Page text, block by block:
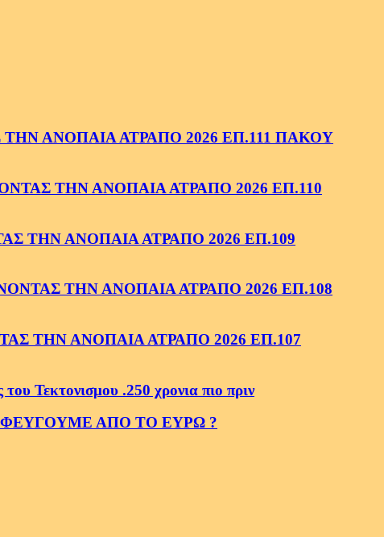
ΑΝΟΠΑΙΑ ΑΤΡΑΠΟ 2026 ΕΠ.111 ΠΑΚΟΥ
ΤΗΝ ΑΝΟΠΑΙΑ ΑΤΡΑΠΟ 2026 ΕΠ.110
ΤΗΝ ΑΝΟΠΑΙΑ ΑΤΡΑΠΟ 2026 ΕΠ.109
ΤΗΝ ΑΝΟΠΑΙΑ ΑΤΡΑΠΟ 2026 ΕΠ.108
ΤΗΝ ΑΝΟΠΑΙΑ ΑΤΡΑΠΟ 2026 ΕΠ.107
.250 χρονια πιο πριν
ΦΕΥΓΟΥΜΕ ΑΠΟ ΤΟ ΕΥΡΩ ?